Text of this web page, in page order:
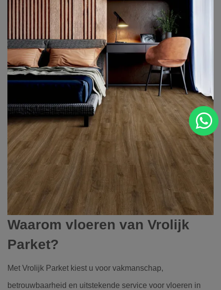
Waarom vloeren van Vrolijk
Parket?
Met Vrolijk Parket kiest u voor vakmanschap,
betrouwbaarheid en uitstekende service voor vloeren in